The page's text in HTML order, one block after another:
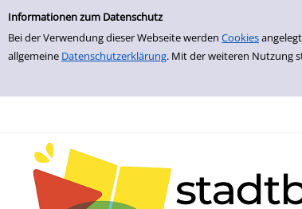
Informationen zum Datenschutz
Bei der Verwendung dieser Webseite werden Cookies
allgemeine Datenschutzerklärung. Mit der weiteren Nutzung
zur Navigation springen
zum Inhalt springen
Zur Detailanzeige springen